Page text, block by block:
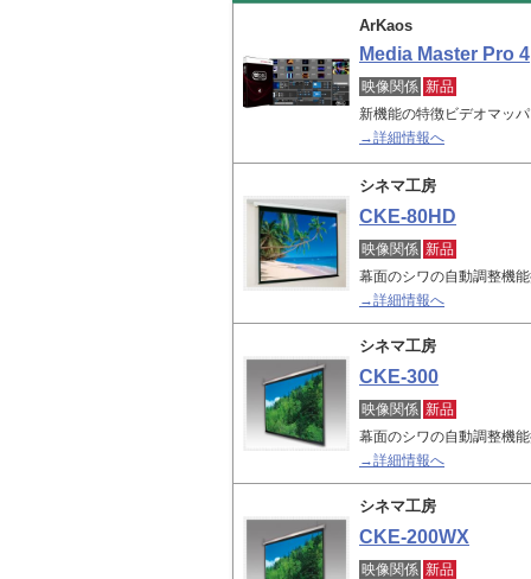
ArKaos
Media Master Pro 4
映像関係 新品
新機能の特徴ビデオマッ
→詳細情報へ
シネマ工房
CKE-80HD
映像関係 新品
幕面のシワの自動調整機
→詳細情報へ
シネマ工房
CKE-300
映像関係 新品
幕面のシワの自動調整機
→詳細情報へ
シネマ工房
CKE-200WX
映像関係 新品